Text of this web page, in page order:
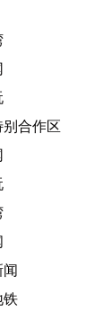
合作区
闻
铁